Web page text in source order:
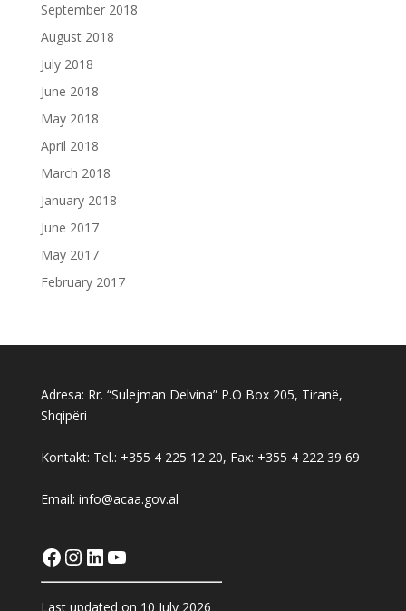
September 2018
August 2018
July 2018
June 2018
May 2018
April 2018
March 2018
January 2018
June 2017
May 2017
February 2017
Adresa: Rr. “Sulejman Delvina” P.O Box 205, Tiranë,
Shqipëri
Kontakt: Tel.: +355 4 225 12 20, Fax: +355 4 222 39 69
Email: info@acaa.gov.al
Facebook
Instagram
LinkedIn
YouTube
Last updated on 10 July 2026